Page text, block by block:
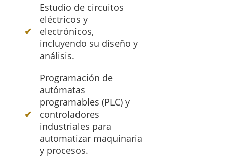
Estudio de circuitos
eléctricos y
electrónicos,
incluyendo su diseño y
análisis.
Programación de
autómatas
programables (PLC) y
controladores
industriales para
automatizar maquinaria
y procesos.